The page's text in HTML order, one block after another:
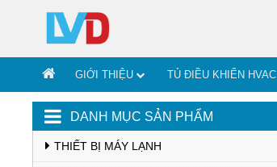
GIỚI THIỆU TỦ ĐIỀU KHIỂN HVAC
DANH MỤC SẢN PHẨM
THIẾT BỊ MÁY LẠNH